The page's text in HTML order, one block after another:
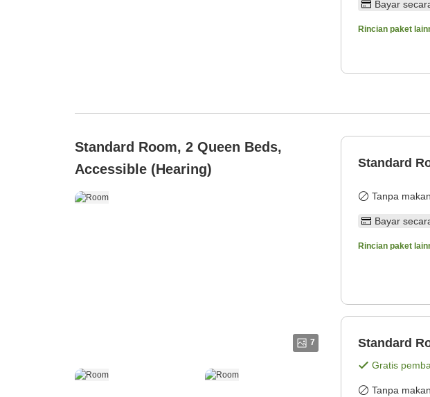
Bayar
Rincian paket
Standard Room, 2 Queen Beds,
Accessible (Hearing)
7
Standard
Tanpa makan
Bayar
Rincian paket
Standard
Gratis
Tanpa makan